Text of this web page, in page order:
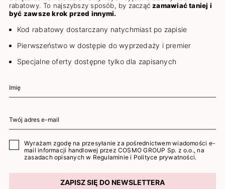
rabatowy. To najszybszy sposób, by zacząćzamawiać taniej i
być zawsze krok przed innymi.
Kod rabatowy dostarczany natychmiast po zapisie
Pierwszeństwo w dostępie do wyprzedaży i premier
Specjalne oferty dostępne tylko dla zapisanych
Wyrażam zgodę na przesyłanie za pośrednictwem wiadomości e-
mail informacji handlowej przez COSMO GROUP Sp. z o.o., na
zasadach opisanych w Regulaminie i Polityce prywatności.
ZAPISZ SIĘ DO NEWSLETTERA